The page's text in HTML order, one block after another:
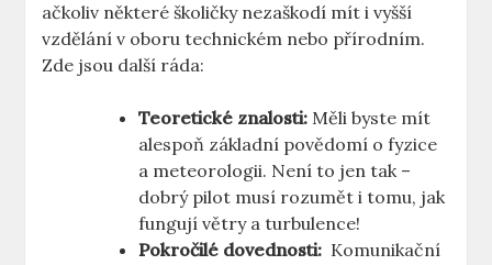
ačkoliv některé školičky nezaškodí mít i vyšší
vzdělání v oboru technickém nebo ⁣přírodním.⁣
Zde ⁣jsou další ráda:
Teoretické ⁣znalosti: Měli byste mít
alespoň základní povědomí o fyzice
a meteorologii. Není ⁣to jen tak⁢ –
dobrý pilot musí​ rozumět i tomu,‌ jak
fungují větry a turbulence!
Pokročilé dovednosti: ‌ Komunikační